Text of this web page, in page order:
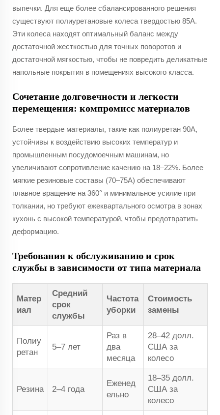
выпечки. Для еще более сбалансированного решения
существуют полиуретановые колеса твердостью 85A.
Эти колеса находят оптимальный баланс между
достаточной жесткостью для точных поворотов и
достаточной мягкостью, чтобы не повредить деликатные
напольные покрытия в помещениях высокого класса.
Сочетание долговечности и легкости
перемещения: компромисс материалов
Более твердые материалы, такие как полиуретан 90A,
устойчивы к воздействию высоких температур и
промышленным посудомоечным машинам, но
увеличивают сопротивление качению на 18–22%. Более
мягкие резиновые составы (70–75A) обеспечивают
плавное вращение на 360° и минимальное усилие при
толкании, но требуют ежеквартального осмотра в зонах
кухонь с высокой температурой, чтобы предотвратить
деформацию.
Требования к обслуживанию и срок
службы в зависимости от типа материала
Матер
иал
Средний
срок
службы
Частота
уборки
Стоимость
замены
Полиу
ретан
5–7 лет
Раз в
два
месяца
28–42 долл.
США за
колесо
Резина 2–4 года
Еженед
ельно
18–35 долл.
США за
колесо